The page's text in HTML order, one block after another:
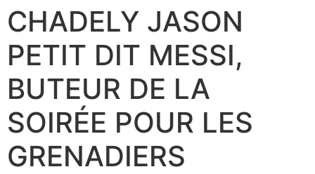
CHADELY JASON
PETIT DIT MESSI,
BUTEUR DE LA
SOIRÉE POUR LES
GRENADIERS